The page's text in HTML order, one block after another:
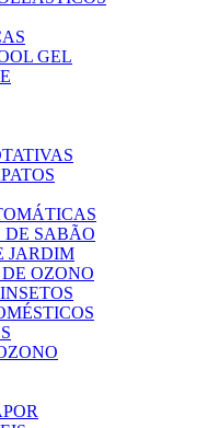
GEL
DE SABÃO
JARDIM
OZONO